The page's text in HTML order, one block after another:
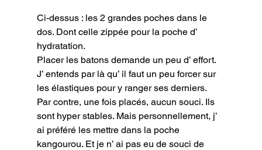
Ci-dessus : les 2 grandes poches dans le
dos. Dont celle zippée pour la poche d’
hydratation.
Placer les batons demande un peu d’ effort.
J’ entends par là qu’ il faut un peu forcer sur
les élastiques pour y ranger ses derniers.
Par contre, une fois placés, aucun souci. Ils
sont hyper stables. Mais personnellement, j’
ai préféré les mettre dans la poche
kangourou. Et je n’ ai pas eu de souci de